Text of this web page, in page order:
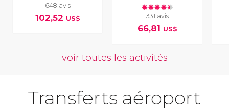
648 avis
102,52 US$ 331 avis
66,81 US$
voir toutes les activités
Transferts aéroport